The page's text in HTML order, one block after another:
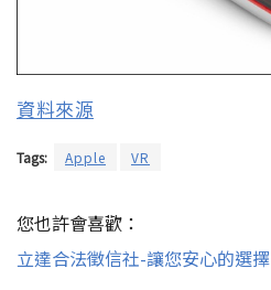
資料來源
Tags: Apple VR
您也許會喜歡：
立達合法徵信社-讓您安心的選擇